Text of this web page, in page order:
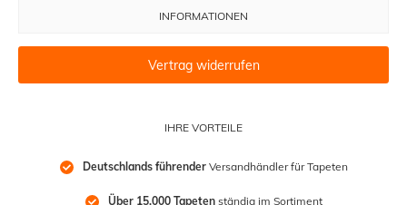
IHRE VORTEILE
Deutschlands führender Versandhändler für Tapeten
Über 15.000 Tapeten ständig im Sortiment
INFORMATIONEN
Vertrag widerrufen